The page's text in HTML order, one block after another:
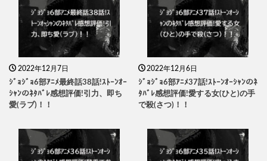
2022年12月7日
ｼﾞｮｼﾞｮ6部ｱﾆﾒ最終話38話!ｽﾄｰﾝｵｰ
ｼｬﾝのﾈﾀﾊﾞﾚ感想評価!引力、即ち
愛(ラブ)！！
2022年12月6日
ｼﾞｮｼﾞｮ6部ｱﾆﾒ37話!ｽﾄｰﾝｵｰｼｬﾝのﾈ
ﾀﾊﾞﾚ感想評価!愛する女(ひと)の手
で殺(さつ)！！